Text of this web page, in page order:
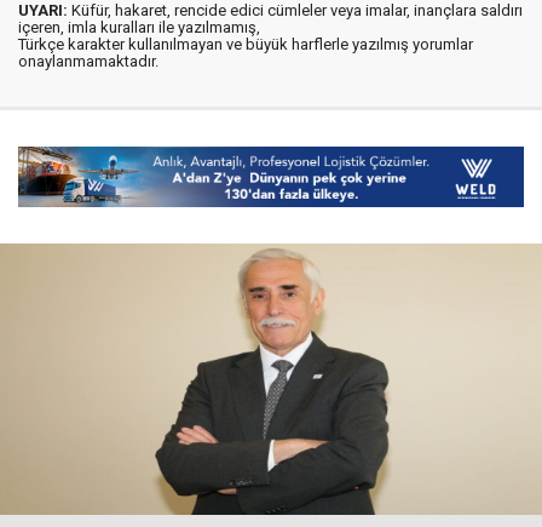
UYARI: Küfür, hakaret, rencide edici cümleler veya imalar, inançlara saldırı
içeren, imla kuralları ile yazılmamış,
Türkçe karakter kullanılmayan ve büyük harflerle yazılmış yorumlar
onaylanmamaktadır.